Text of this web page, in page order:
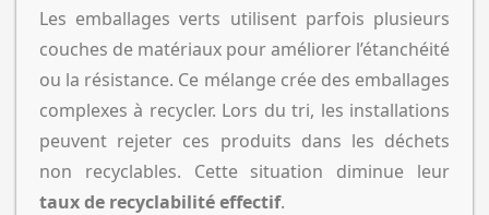
Les emballages verts utilisent parfois plusieurs
couches de matériaux pour améliorer l’étanchéité
ou la résistance. Ce mélange crée des emballages
complexes à recycler. Lors du tri, les installations
peuvent rejeter ces produits dans les déchets
non recyclables. Cette situation diminue leur
taux de recyclabilité effectif.